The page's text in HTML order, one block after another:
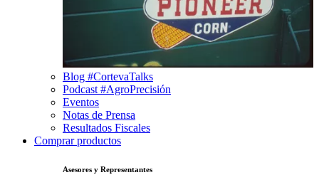
Blog #CortevaTalks
Podcast #AgroPrecisión
Eventos
Notas de Prensa
Resultados Fiscales
Comprar productos
Asesores y Representantes